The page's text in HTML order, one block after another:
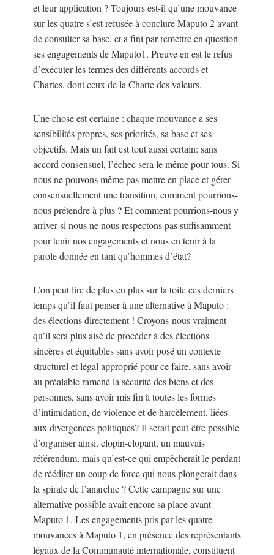
et leur application ? Toujours est-il qu’une mouvance
sur les quatre s’est refusée à conclure Maputo 2 avant
de consulter sa base, et a fini par remettre en question
ses engagements de Maputo1. Preuve en est le refus
d’exécuter les termes des différents accords et
Chartes, dont ceux de la Charte des valeurs.
Une chose est certaine : chaque mouvance a ses
sensibilités propres, ses priorités, sa base et ses
objectifs. Mais un fait est tout aussi certain: sans
accord consensuel, l’échec sera le même pour tous. Si
nous ne pouvons même pas mettre en place et gérer
consensuellement une transition, comment pourrions-
nous prétendre à plus ? Et comment pourrions-nous y
arriver si nous ne nous respectons pas suffisamment
pour tenir nos engagements et nous en tenir à la
parole donnée en tant qu’hommes d’état?
L’on peut lire de plus en plus sur la toile ces derniers
temps qu’il faut penser à une alternative à Maputo :
des élections directement ! Croyons-nous vraiment
qu’il sera plus aisé de procéder à des élections
sincères et équitables sans avoir posé un contexte
structurel et légal approprié pour ce faire, sans avoir
au préalable ramené la sécurité des biens et des
personnes, sans avoir mis fin à toutes les formes
d’intimidation, de violence et de harcèlement, liées
aux divergences politiques? Il serait peut-être possible
d’organiser ainsi, clopin-clopant, un mauvais
référendum, mais qu’est-ce qui empêcherait le perdant
de rééditer un coup de force qui nous plongerait dans
la spirale de l’anarchie ? Cette campagne sur une
alternative possible avait encore sa place avant
Maputo 1. Les engagements pris par les quatre
mouvances à Maputo 1, en présence des représentants
légaux de la Communauté internationale, constituent